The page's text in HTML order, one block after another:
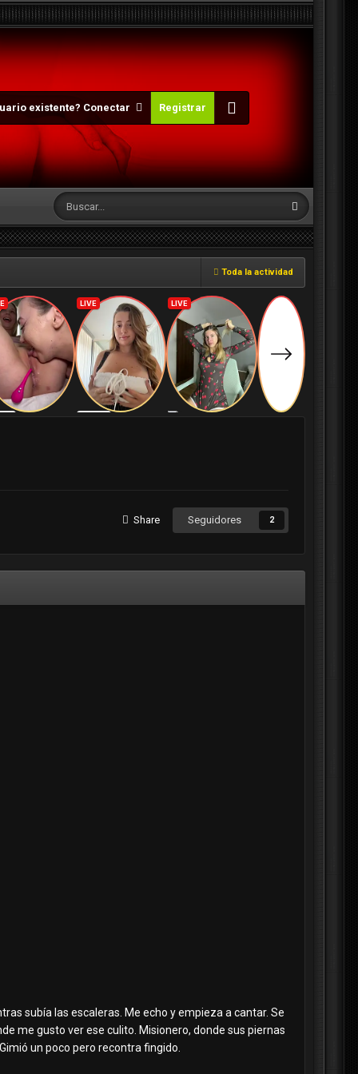
existente? Conectar Registrar
Toda la actividad
Share Seguidores 2
subía las escaleras. Me echo y empieza a cantar. Se
me gusto ver ese culito. Misionero, donde sus piernas
un poco pero recontra fingido.